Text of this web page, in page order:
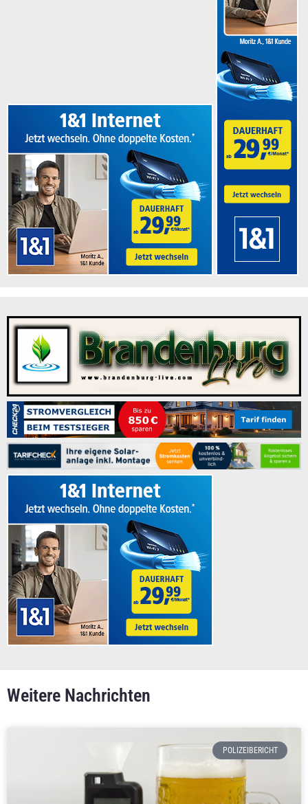
Weitere Nachrichten
POLIZEIBERICHT